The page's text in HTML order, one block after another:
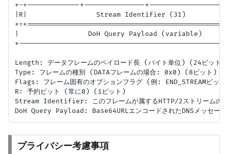
+-+-------------+---------------
|R|                 Stream Identifier (31)
|                 DoH Query Payload (variable)
Length: データフレームのペイロード長 (バイト単位) (24ビット)
Type: フレームの種別 (DATAフレームの場合: 0x0) (8ビット)
Flags: フレーム固有のオプションフラグ (例: END_STREAMビッ
R: 予約ビット (常に0) (1ビット)
Stream Identifier: このフレームが属するHTTP/2ストリームの
プライバシー考慮事項